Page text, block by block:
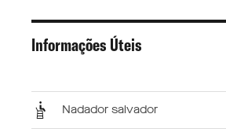
Informações Úteis
Nadador salvador